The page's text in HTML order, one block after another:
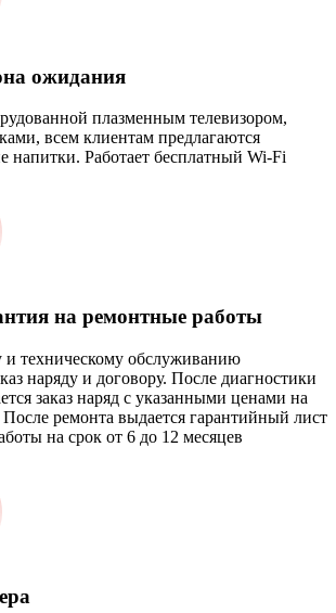
ожидания
плазменным телевизором,
всем клиентам предлагаются
напитки. Работает бесплатный Wi-Fi
на ремонтные работы
и техническому обслуживанию
наряду и договору. После диагностики
заказ наряд с указанными ценами на
После ремонта выдается гарантийный лист
на срок от 6 до 12 месяцев